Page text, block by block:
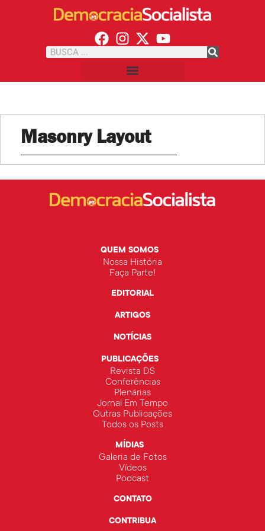
Masonry Layout
QUEM SOMOS
Nossa História
Faça Parte!
EDITORIAL
ARTIGOS
NOTÍCIAS
PUBLICAÇÕES
Revista DS
Conferências
Plenárias
Jornal Em Tempo
Outras Publicações
Todos os Posts
MÍDIAS
Galeria de Fotos
Vídeos
Podcast
CONTATO
CONTRIBUA